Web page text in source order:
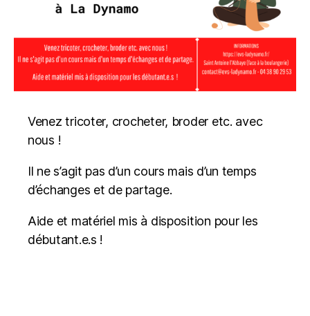
Venez tricoter, crocheter, broder etc. avec
nous !
Il ne s’agit pas d’un cours mais d’un temps
d’échanges et de partage.
Aide et matériel mis à disposition pour les
débutant.e.s !